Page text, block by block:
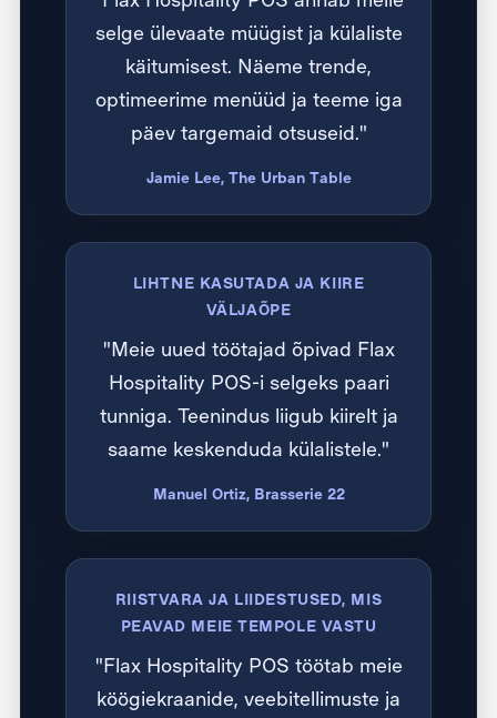
selge ülevaate müügist ja külaliste
käitumisest. Näeme trende,
optimeerime menüüd ja teeme iga
päev targemaid otsuseid."
Jamie Lee, The Urban Table
LIHTNE KASUTADA JA KIIRE
VÄLJAÕPE
"Meie uued töötajad õpivad Flax
Hospitality POS-i selgeks paari
tunniga. Teenindus liigub kiirelt ja
saame keskenduda külalistele."
Manuel Ortiz, Brasserie 22
RIISTVARA JA LIIDESTUSED, MIS
PEAVAD MEIE TEMPOLE VASTU
"Flax Hospitality POS töötab meie
köögiekraanide, veebitellimuste ja